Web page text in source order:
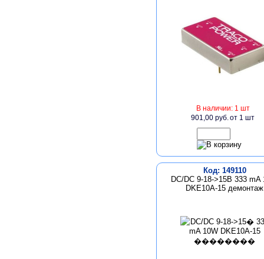
В наличии: 1 шт
901,00 руб.от 1 шт
Код: 149110
DC/DC 9-18->15В 333 mA
DKE10A-15 демонтаж